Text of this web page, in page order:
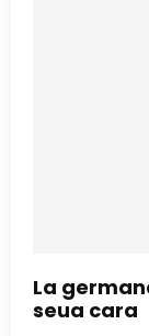
La
seua cara